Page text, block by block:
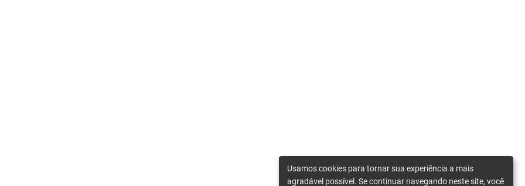
Usamos cookies para tornar sua experiência a mais
agradável possível. Se continuar navegando neste site, você